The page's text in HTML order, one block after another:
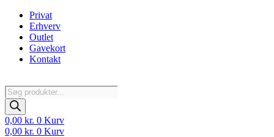
Videre
indhold
Privat
Erhverv
Outlet
Gavekort
Kontakt
Products
search
0,00 kr. 0 Kurv
0,00 kr. 0 Kurv